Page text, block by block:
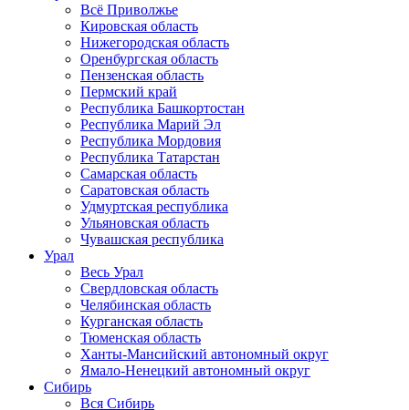
Всё Приволжье
Кировская область
Нижегородская область
Оренбургская область
Пензенская область
Пермский край
Республика Башкортостан
Республика Марий Эл
Республика Мордовия
Республика Татарстан
Самарская область
Саратовская область
Удмуртская республика
Ульяновская область
Чувашская республика
Урал
Весь Урал
Свердловская область
Челябинская область
Курганская область
Тюменская область
Ханты-Мансийский автономный округ
Ямало-Ненецкий автономный округ
Сибирь
Вся Сибирь